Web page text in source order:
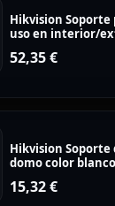
Hikvision Soporte
uso en interior/
52,35€
Hikvision Soporte
domo color blanco
15,32€